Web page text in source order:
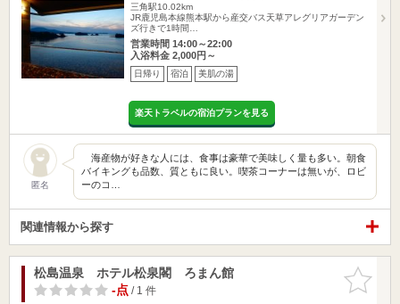
三角駅10.02km
JR鹿児島本線熊本駅から産交バス天草アレグリアガーデン
ズ行きで1時間…
営業時間 14:00～22:00
入浴料金 2,000円～
日帰り 宿泊 美肌の湯
楽天トラベルの宿泊プランを見る
匿名
海産物が好きな人には、食事は豪華で美味しく量も多い。朝食
バイキングも品数、質ともに良い。喫茶コーナーは無いが、ロビ
ーのコ…
関連情報から探す
お気に入
りに追加
松島温泉 ホテル松泉閣 ろまん館
-点/ 1 件